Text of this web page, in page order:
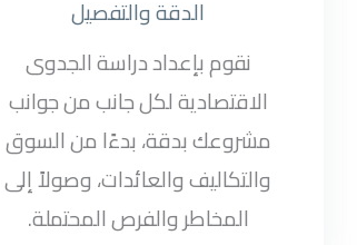
الدقة والتفصيل
نقوم بإعداد دراسة الجدوى
الاقتصادية لكل جانب من جوانب
مشروعك بدقة، بدءًا من السوق
والتكاليف والعائدات، وصولاً إلى
المخاطر والفرص المحتملة.